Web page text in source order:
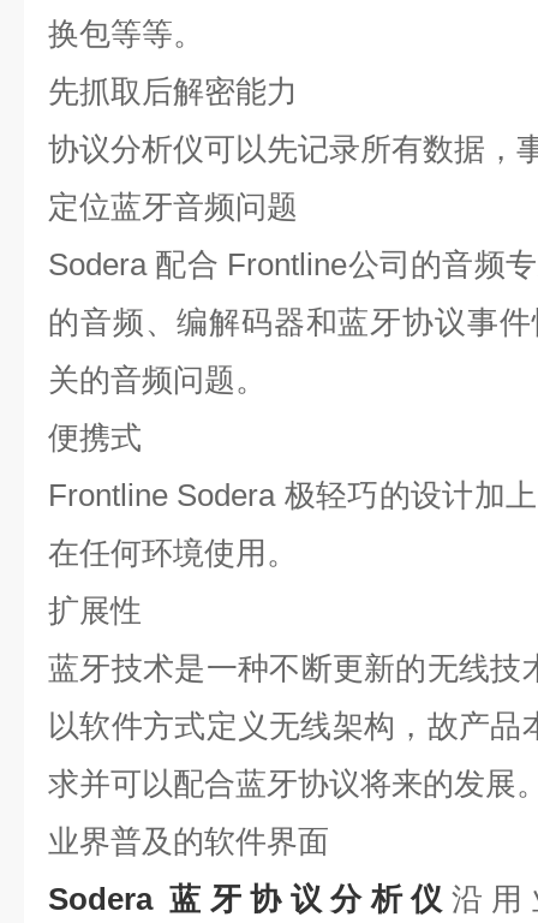
换包等等。
先抓取后解密能力
协议分析仪可以先记录所有数据，
定位蓝牙音频问题
Sodera 配合 Frontline公司的音频
的音频、编解码器和蓝牙协议事
关的音频问题。
便携式
Frontline Sodera 极轻巧的设计加
在任何环境使用。
扩展性
蓝牙技术是一种不断更新的无线技
以软件方式定义无线架构，故产品
求并可以配合蓝牙协议将来的发展
业界普及的软件界面
Sodera蓝牙协议分析仪 沿用